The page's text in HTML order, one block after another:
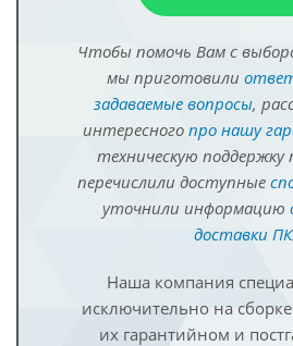
Чтобы помочь Вам с
мы приготовили
задаваемые вопросы,
интересного про нашу
техническую поддержку
перечислили доступные
уточнили информацию
доставки ПК.
Наша компания
исключительно на
их гарантийном и